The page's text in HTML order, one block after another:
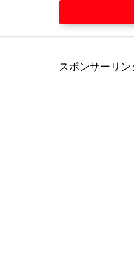
スポンサーリン